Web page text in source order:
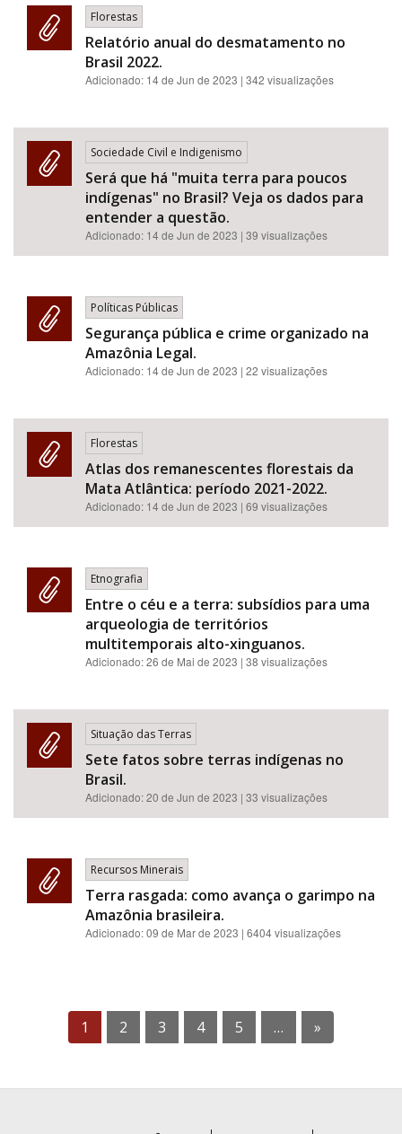
Florestas
Relatório anual do desmatamento no
Brasil 2022.
Adicionado: 14 de Jun de 2023 | 342 visualizações
Sociedade Civil e Indigenismo
Será que há "muita terra para poucos
indígenas" no Brasil? Veja os dados para
entender a questão.
Adicionado: 14 de Jun de 2023 | 39 visualizações
Políticas Públicas
Segurança pública e crime organizado na
Amazônia Legal.
Adicionado: 14 de Jun de 2023 | 22 visualizações
Florestas
Atlas dos remanescentes florestais da
Mata Atlântica: período 2021-2022.
Adicionado: 14 de Jun de 2023 | 69 visualizações
Etnografia
Entre o céu e a terra: subsídios para uma
arqueologia de territórios
multitemporais alto-xinguanos.
Adicionado:26 de Mai de 2023 | 38 visualizações
Situação das Terras
Sete fatos sobre terras indígenas no
Brasil.
Adicionado:20 de Jun de 2023 | 33 visualizações
Recursos Minerais
Terra rasgada: como avança o garimpo na
Amazônia brasileira.
Adicionado:09 de Mar de 2023 | 6404 visualizações
1 2 3 4 5 … »